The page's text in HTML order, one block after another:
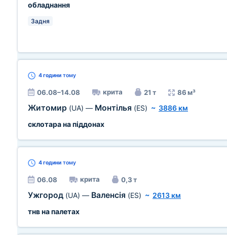
обладнання
Задня
4 години тому
06.08–14.08 крита 21 т 86 м³
Житомир (UA) — Монтілья (ES) ~ 3886 км
склотара на піддонах
4 години тому
06.08 крита 0,3 т
Ужгород (UA) — Валенсія (ES) ~ 2613 км
тнв на палетах